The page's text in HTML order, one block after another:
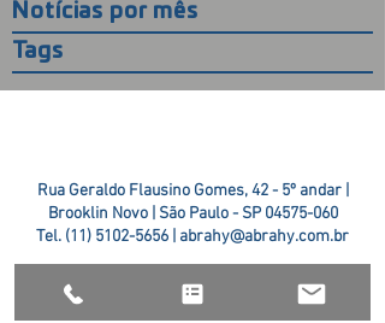
Notícias por mês
Tags
Rua Geraldo Flausino Gomes, 42 - 5º andar |
Brooklin Novo | São Paulo - SP 04575-060
Tel. (11) 5102-5656 abrahy@abrahy.com.br
©2018 ABRAHY. criado pela TR2 Art + Design